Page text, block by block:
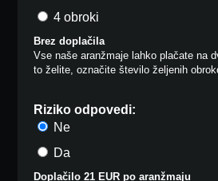
4 obroki
Brez doplačila
Vse naše aranžmaje lahko plačate na
to želite, označite število željenih
Riziko odpovedi:
Ne
Da
Doplačilo 21 EUR po aranžmaju